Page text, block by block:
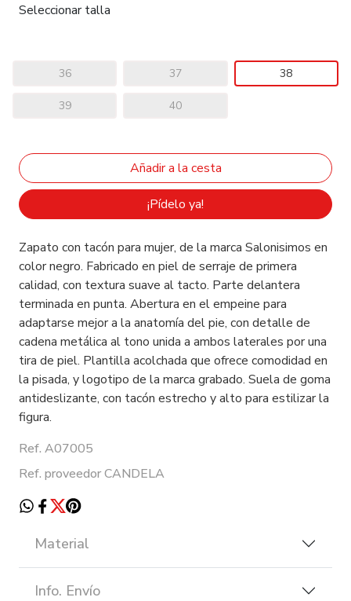
Seleccionar talla
36 37 38
39 40
¡Pídelo ya!
Zapato con tacón para mujer, de la marca Salonisimos en
color negro. Fabricado en piel de serraje de primera
calidad, con textura suave al tacto. Parte delantera
terminada en punta. Abertura en el empeine para
adaptarse mejor a la anatomía del pie, con detalle de
cadena metálica al tono unida a ambos laterales por una
tira de piel. Plantilla acolchada que ofrece comodidad en
la pisada, y logotipo de la marca grabado. Suela de goma
antideslizante, con tacón estrecho y alto para estilizar la
figura.
Ref. A07005
Ref. proveedor CANDELA
Material
Info. Envío